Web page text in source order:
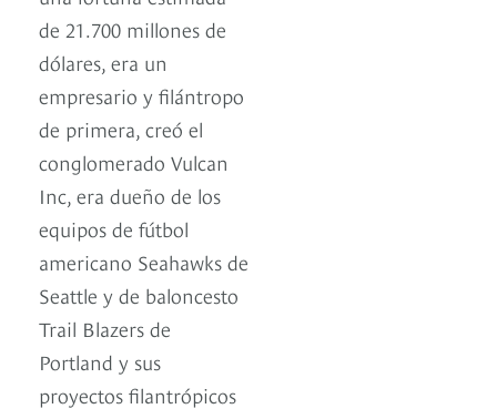
de 21.700 millones de
dólares, era un
empresario y filántropo
de primera, creó el
conglomerado Vulcan
Inc, era dueño de los
equipos de fútbol
americano Seahawks de
Seattle y de baloncesto
Trail Blazers de
Portland y sus
proyectos filantrópicos